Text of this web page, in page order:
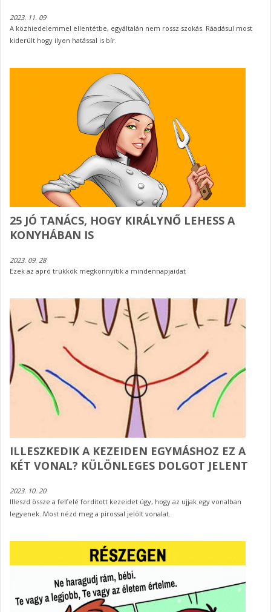
2023. 11. 09
A közhiedelemmel ellentétbe, egyáltalán nem rossz szokás. Ráadásul most
kiderült hogy ilyen hatással is bír.
25 JÓ TANÁCS, HOGY KIRÁLYNŐ LEHESS A
KONYHÁBAN IS
2023. 09. 28
Ezek az apró trükkök megkönnyítik a mindennapjaidat
ILLESZKEDIK A KEZEIDEN EGYMÁSHOZ EZ A
KÉT VONAL? KÜLÖNLEGES DOLGOT JELENT
2023. 10. 20
Illeszd össze a felfelé fordított kezeidet úgy, hogy az ujjak egy vonalban
legyenek. Most nézd meg a pirossal jelölt vonalat.